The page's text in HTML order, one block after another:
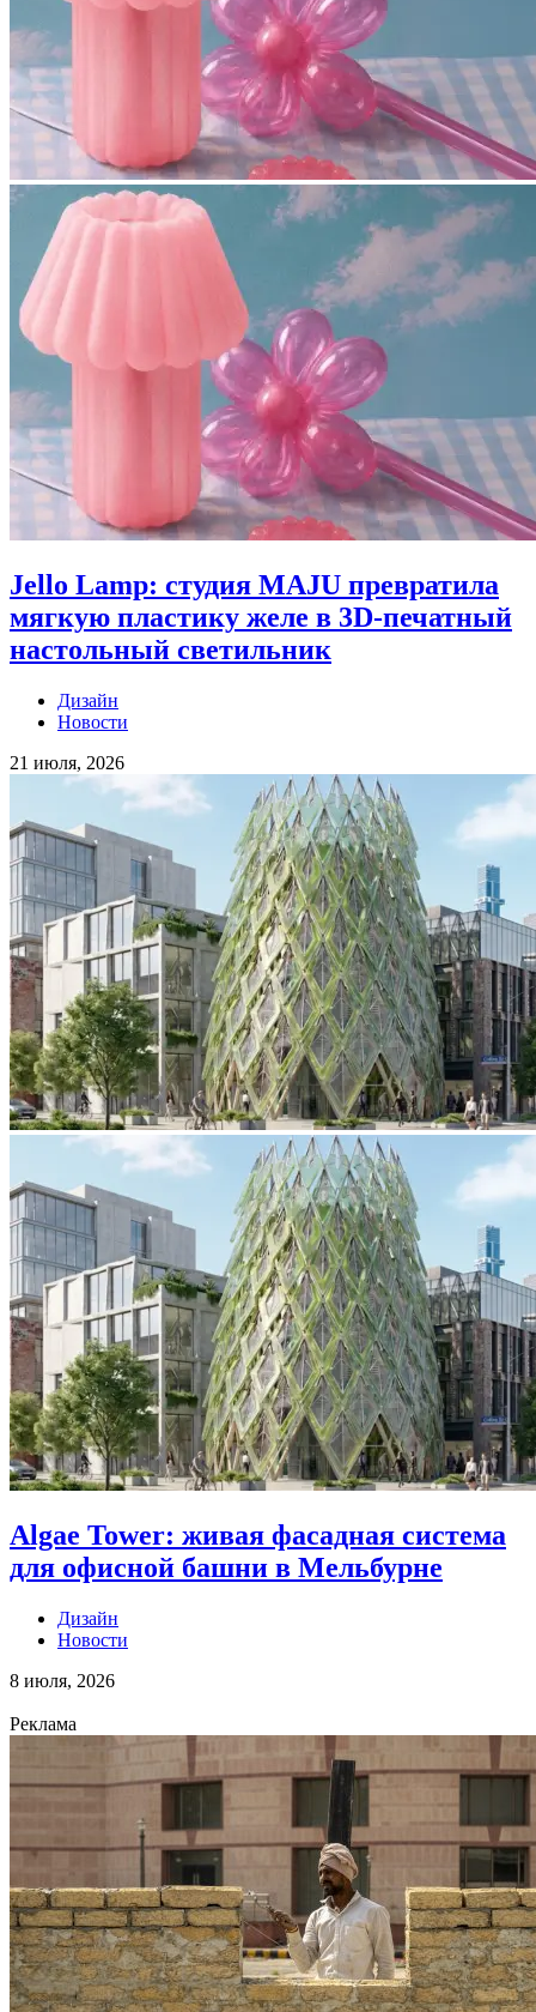
Jello Lamp: студия MAJU превратила
мягкую пластику желе в 3D-печатный
настольный светильник
Дизайн
Новости
21 июля, 2026
Algae Tower: живая фасадная система
для офисной башни в Мельбурне
Дизайн
Новости
8 июля, 2026
Реклама